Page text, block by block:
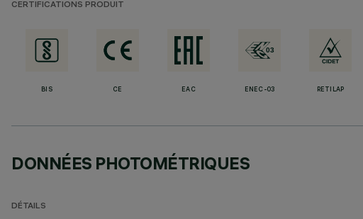
CERTIFICATIONS PRODUIT
BIS CE EAC ENEC-03 RETILAP
DONNÉES PHOTOMÉTRIQUES
DÉTAILS